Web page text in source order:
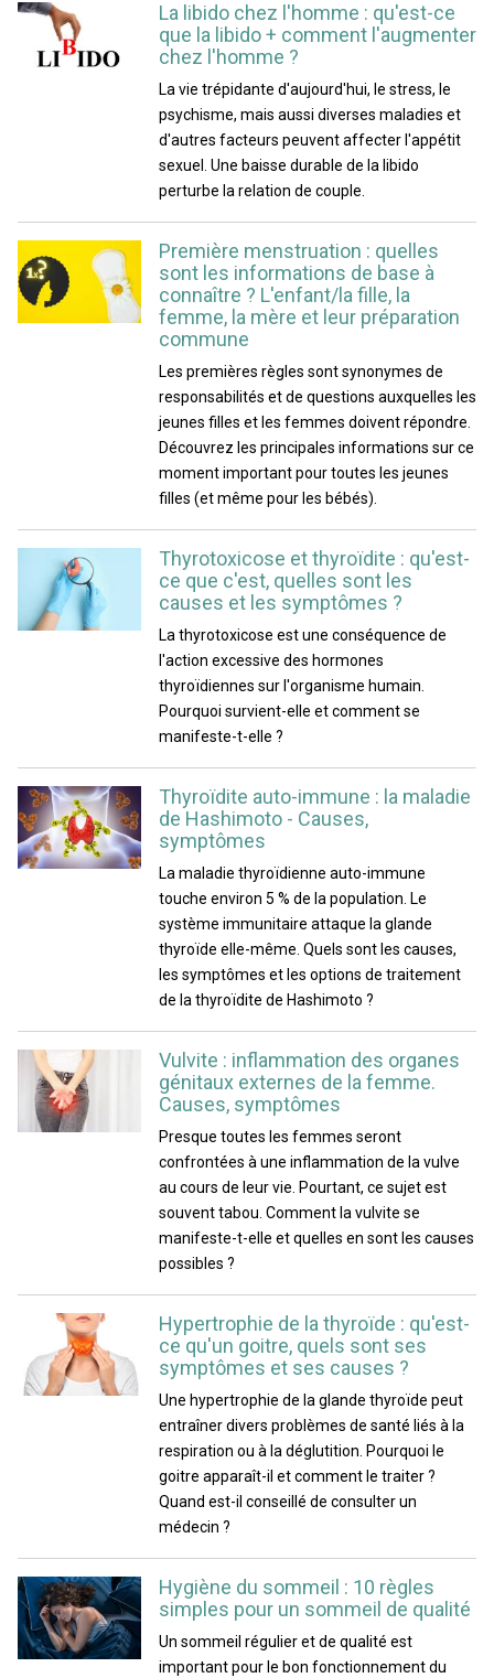
La libido chez l'homme : qu'est-ce
que la libido + comment l'augmenter
chez l'homme ?
La vie trépidante d'aujourd'hui, le stress, le
psychisme, mais aussi diverses maladies et
d'autres facteurs peuvent affecter l'appétit
sexuel. Une baisse durable de la libido
perturbe la relation de couple.
Première menstruation : quelles
sont les informations de base à
connaître ? L'enfant/la fille, la
femme, la mère et leur préparation
commune
Les premières règles sont synonymes de
responsabilités et de questions auxquelles les
jeunes filles et les femmes doivent répondre.
Découvrez les principales informations sur ce
moment important pour toutes les jeunes
filles (et même pour les bébés).
Thyrotoxicose et thyroïdite : qu'est-
ce que c'est, quelles sont les
causes et les symptômes ?
La thyrotoxicose est une conséquence de
l'action excessive des hormones
thyroïdiennes sur l'organisme humain.
Pourquoi survient-elle et comment se
manifeste-t-elle ?
Thyroïdite auto-immune : la maladie
de Hashimoto - Causes,
symptômes
La maladie thyroïdienne auto-immune
touche environ 5 % de la population. Le
système immunitaire attaque la glande
thyroïde elle-même. Quels sont les causes,
les symptômes et les options de traitement
de la thyroïdite de Hashimoto ?
Vulvite : inflammation des organes
génitaux externes de la femme.
Causes, symptômes
Presque toutes les femmes seront
confrontées à une inflammation de la vulve
au cours de leur vie. Pourtant, ce sujet est
souvent tabou. Comment la vulvite se
manifeste-t-elle et quelles en sont les causes
possibles ?
Hypertrophie de la thyroïde : qu'est-
ce qu'un goitre, quels sont ses
symptômes et ses causes ?
Une hypertrophie de la glande thyroïde peut
entraîner divers problèmes de santé liés à la
respiration ou à la déglutition. Pourquoi le
goitre apparaît-il et comment le traiter ?
Quand est-il conseillé de consulter un
médecin ?
Hygiène du sommeil : 10 règles
simples pour un sommeil de qualité
Un sommeil régulier et de qualité est
important pour le bon fonctionnement du